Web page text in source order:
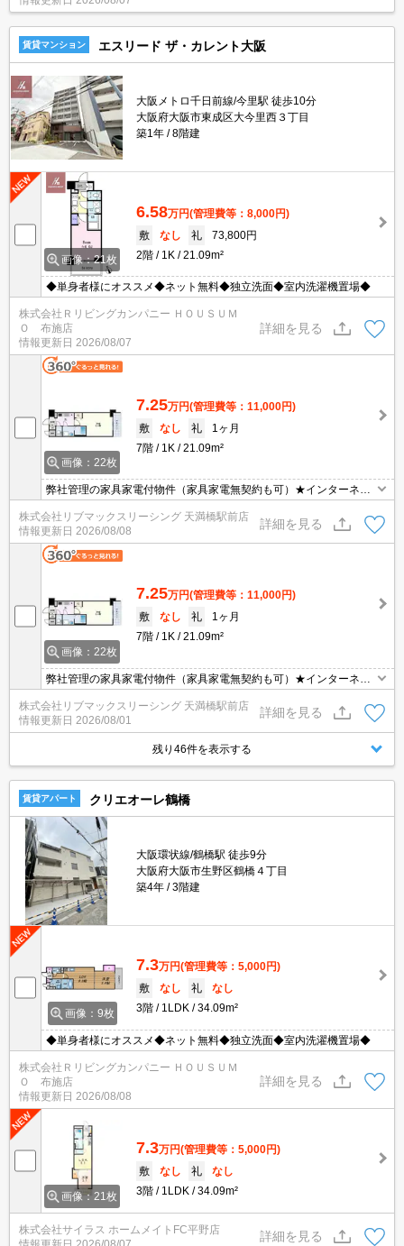
賃貸マンション エスリード ザ・カレント大阪
大阪メトロ千日前線/今里駅 徒歩10分
大阪府大阪市東成区大今里西３丁目
築1年
8階建
画像：21枚
6.58万円(管理費等：8,000円)
敷
なし 礼
73,800円
2階
1K 21.09m²
◆単身者様にオススメ◆ネット無料◆独立洗面◆室内洗濯機置場◆
株式会社Ｒリビングカンパニー ＨＯＵＳＵＭ
Ｏ 布施店
情報更新日 2026/08/07
詳細を見る
画像：22枚
7.25万円(管理費等：11,000円)
敷
なし 礼
1ヶ月
7階
1K 21.09m²
弊社管理の家具家電付物件（家具家電無契約も可）★インターネッ
期費用クレジット決済可★ベッド、洗濯機、冷蔵庫、掃除機、テレ
ビ、デスク、照明、カーテン等の生活必需品が揃っています
株式会社リブマックスリーシング 天満橋駅前店
情報更新日 2026/08/08
詳細を見る
画像：22枚
7.25万円(管理費等：11,000円)
敷
なし 礼
1ヶ月
7階
1K 21.09m²
弊社管理の家具家電付物件（家具家電無契約も可）★インターネッ
ト・Wi-Fi無料+毎月50Gまで外出先でも使えるポケットWi-Fi付★初
期費用クレジット決済可★ベッド、洗濯機、冷蔵庫、掃除機、テレ
ビ、デスク、照明、カーテン等の生活必需品が揃っています
株式会社リブマックスリーシング 天満橋駅前店
情報更新日 2026/08/01
詳細を見る
残り46件を表示する
賃貸アパート クリエオーレ鶴橋
大阪環状線/鶴橋駅 徒歩9分
大阪府大阪市生野区鶴橋４丁目
築4年
3階建
画像：9枚
7.3万円(管理費等：5,000円)
敷
なし 礼
なし
3階
1LDK 34.09m²
◆単身者様にオススメ◆ネット無料◆独立洗面◆室内洗濯機置場◆
株式会社Ｒリビングカンパニー ＨＯＵＳＵＭ
Ｏ 布施店
情報更新日 2026/08/08
詳細を見る
画像：21枚
7.3万円(管理費等：5,000円)
敷
なし 礼
なし
3階
1LDK 34.09m²
株式会社サイラス ホームメイトFC平野店
詳細を見る